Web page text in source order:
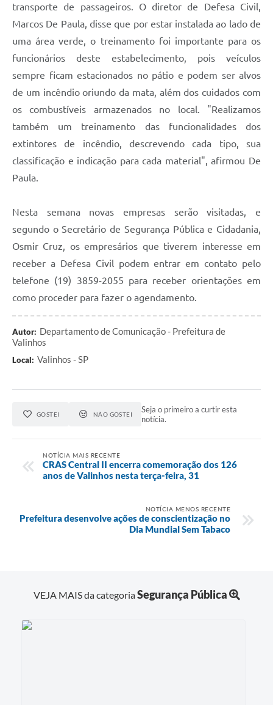
transporte de passageiros. O diretor de Defesa Civil,
Marcos De Paula, disse que por estar instalada ao lado de
uma área verde, o treinamento foi importante para os
funcionários deste estabelecimento, pois veículos
sempre ficam estacionados no pátio e podem ser alvos
de um incêndio oriundo da mata, além dos cuidados com
os combustíveis armazenados no local. "Realizamos
também um treinamento das funcionalidades dos
extintores de incêndio, descrevendo cada tipo, sua
classificação e indicação para cada material", afirmou De
Paula.
Nesta semana novas empresas serão visitadas, e
segundo o Secretário de Segurança Pública e Cidadania,
Osmir Cruz, os empresários que tiverem interesse em
receber a Defesa Civil podem entrar em contato pelo
telefone (19) 3859-2055 para receber orientações em
como proceder para fazer o agendamento.
Autor: Departamento de Comunicação - Prefeitura de
Valinhos
Local: Valinhos - SP
GOSTEI NÃO GOSTEI
Seja o primeiro a curtir esta
notícia.
NOTÍCIA MAIS RECENTE
CRAS Central II encerra comemoração dos 126
anos de Valinhos nesta terça-feira, 31
NOTÍCIA MENOS RECENTE
Prefeitura desenvolve ações de conscientização no
Dia Mundial Sem Tabaco
VEJA MAIS da categoriaSegurança Pública